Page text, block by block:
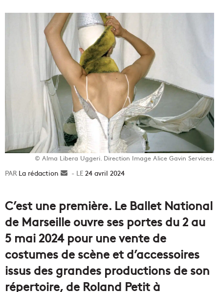
© Alma Libera Uggeri. Direction Image Alice Gavin Services.
La rédaction
Envoyer24 avril 2024
C’est une première. Le Ballet National
de Marseille ouvre ses portes du 2 au
5 mai 2024 pour une vente de
costumes de scène et d’accessoires
issus des grandes productions de son
répertoire, de Roland Petit à